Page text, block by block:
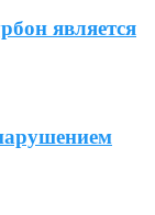
является